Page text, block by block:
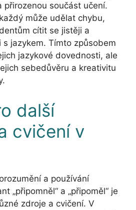
přirozenou součást učení.
může udělat chybu,
cítit se jistěji a
s jazykem. Tímto způsobem
jazykové dovednosti, ale
sebedůvěru a kreativitu
další
cvičení v
a používání
„připomněl“ a „připoměl“ je
zdroje a cvičení. V